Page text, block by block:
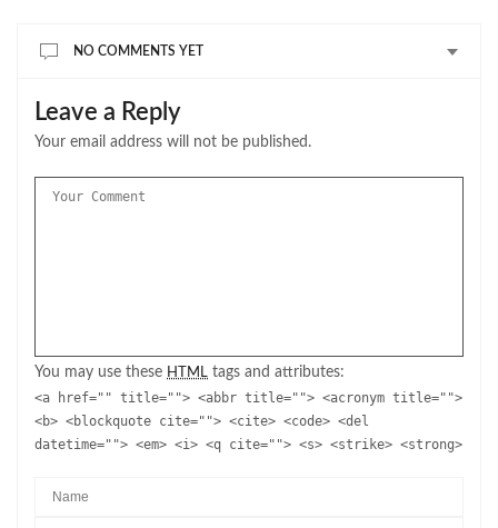
NO COMMENTS YET
Leave a Reply
Your email address will not be published.
You may use these HTML tags and attributes:
<a href="" title=""> <abbr title=""> <acronym title="">
<b> <blockquote cite=""> <cite> <code> <del
datetime=""> <em> <i> <q cite=""> <s> <strike> <strong>